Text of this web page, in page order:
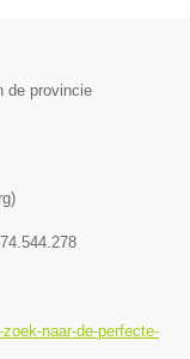
de provincie
)
naar-de-perfecte-